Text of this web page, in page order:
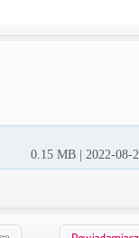
0.15 MB | 2022-08-